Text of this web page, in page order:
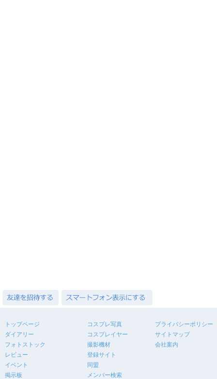
トップページ
ダイアリー
フォトストック
レビュー
イベント
掲示板
コスプレ写真
コスプレイヤー
撮影機材
登録サイト
同盟
メンバー検索
プライバシーポリシー
サイトマップ
会社案内